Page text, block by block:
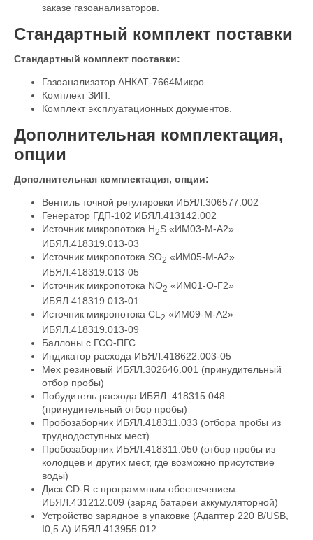
заказе газоанализаторов.
Стандартный комплект поставки
Стандартный комплект поставки:
Газоанализатор АНКАТ-7664Микро.
Комплект ЗИП.
Комплект эксплуатационных документов.
Дополнительная комплектация,
опции
Дополнительная комплектация, опции:
Вентиль точной регулировки ИБЯЛ.306577.002
Генератор ГДП-102 ИБЯЛ.413142.002
Источник микропотока H2S «ИМ03-М-А2»
ИБЯЛ.418319.013-03
Источник микропотока SO2 «ИM05-M-A2»
ИБЯЛ.418319.013-05
Источник микропотока NO2 «ИM01-O-Г2»
ИБЯЛ.418319.013-01
Источник микропотока СL 2 «ИМ09-М-А2»
ИБЯЛ.418319.013-09
Баллоны с ГСО-ПГС
Индикатор расхода ИБЯЛ.418622.003-05
Мех резиновый ИБЯЛ.302646.001 (принудительный
отбор пробы)
Побудитель расхода ИБЯЛ .418315.048
(принудительный отбор пробы)
Пробозаборник ИБЯЛ.418311.033 (отбора пробы из
труднодоступных мест)
Пробозаборник ИБЯЛ.418311.050 (отбор пробы из
колодцев и других мест, где возможно присутствие
воды)
Диск CD-R с программным обеспечением
ИБЯЛ.431212.009 (заряд батареи аккумуляторной)
Устройство зарядное в упаковке (Адаптер 220 B/USB,
I0,5 А) ИБЯЛ.413955.012.